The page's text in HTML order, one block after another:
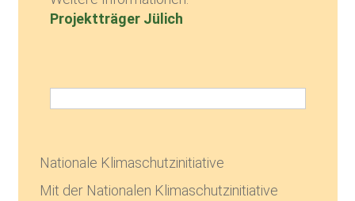
Projektträger Jülich
Nationale Klimaschutzinitiative
Mit der Nationalen Klimaschutzinitiative